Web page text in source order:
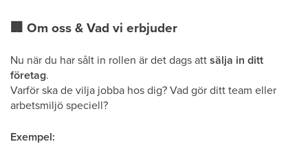
🏢 Om oss & Vad vi erbjuder
Nu när du har sålt in rollen är det dags attsälja in ditt
företag.
Varför ska de vilja jobba hos dig? Vad gör ditt team eller
arbetsmiljö speciell?
Exempel: